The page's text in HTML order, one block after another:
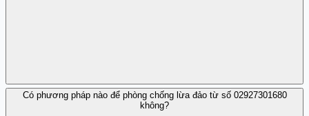
Bạn có thể sử dụng trang web Trang Trắng để kiểm tra
Có phương pháp nào để phòng chống lừa đảo từ số 02927301680
không?